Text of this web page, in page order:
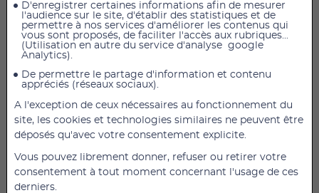
AJOUTER AU PANIER
Barre Latérale avec potence Gripo
Fait partie des options concernant la Gripo Pole,
système unique d'appui.
Consultez l'entiereté de la gamme Gripo sur notre site.
Un appui très complet pour se tracter efficacement
dans une salle de bains ou un WC.
Il est composé d’une double barre en aluminium et
D'enregistrer certaines informations afin de mesurer
l'audience sur le site, d'établir des statistiques et de
permettre à nos services d'améliorer les contenus qui
vous sont proposés, de faciliter l'accès aux rubriques...
(Utilisation en autre du service d'analyse google
Analytics).
De permettre le partage d'information et contenu
appréciés (réseaux sociaux).
A l'exception de ceux nécessaires au fonctionnement du
site, les cookies et technologies similaires ne peuvent être
déposés qu'avec votre consentement explicite.
Vous pouvez librement donner, refuser ou retirer votre
consentement à tout moment concernant l'usage de ces
derniers.